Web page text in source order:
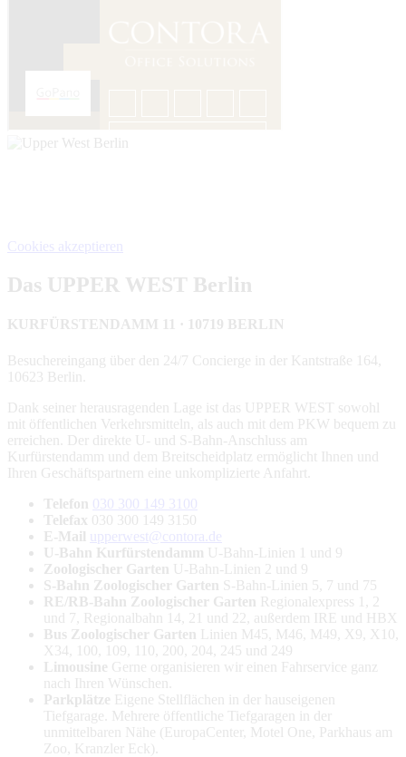
Cookies akzeptieren
Das UPPER WEST Berlin
KURFÜRSTENDAMM 11 · 10719 BERLIN
Besuchereingang über den 24/7 Concierge in der Kantstraße 164,
10623 Berlin.
Dank seiner herausragenden Lage ist das UPPER WEST sowohl
mit öffentlichen Verkehrsmitteln, als auch mit dem PKW bequem zu
erreichen. Der direkte U- und S-Bahn-Anschluss am
Kurfürstendamm und dem Breitscheidplatz ermöglicht Ihnen und
Ihren Geschäftspartnern eine unkomplizierte Anfahrt.
Telefon 030 300 149 3100
Telefax 030 300 149 3150
E-Mail upperwest@contora.de
U-Bahn Kurfürstendamm U-Bahn-Linien 1 und 9
Zoologischer Garten U-Bahn-Linien 2 und 9
S-Bahn Zoologischer Garten S-Bahn-Linien 5, 7 und 75
RE/RB-Bahn Zoologischer Garten Regionalexpress 1, 2
und 7, Regionalbahn 14, 21 und 22, außerdem IRE und HBX
Bus Zoologischer Garten Linien M45, M46, M49, X9, X10,
X34, 100, 109, 110, 200, 204, 245 und 249
Limousine Gerne organisieren wir einen Fahrservice ganz
nach Ihren Wünschen.
Parkplätze Eigene Stellflächen in der hauseigenen
Tiefgarage. Mehrere öffentliche Tiefgaragen in der
unmittelbaren Nähe (EuropaCenter, Motel One, Parkhaus am
Zoo, Kranzler Eck).